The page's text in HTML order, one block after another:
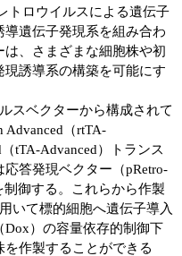
トロウイルスによる遺伝子
遺伝子発現系を組み合わ
、さまざまな細胞株や初
誘導系の構築を可能にす
スベクターから構成されて
Advanced（rtTA-
tTA-Advanced）トランス
答発現ベクター（pRetro-
御する。これらから作製
いて標的細胞へ遺伝子導入
Dox）の容量依存的制御下
作製することができる